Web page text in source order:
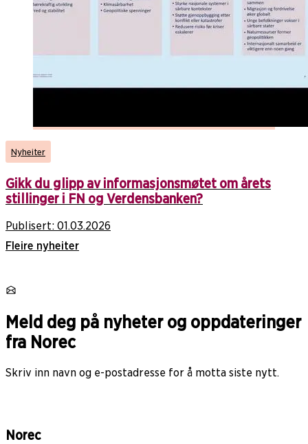
Nyheiter
Gikk du glipp av informasjonsmøtet om årets
stillinger i FN og Verdensbanken?
Publisert: 01.03.2026
Fleire nyheiter
Meld deg på nyheter og oppdateringer
fra Norec
Skriv inn navn og e-postadresse for å motta siste nytt.
Norec